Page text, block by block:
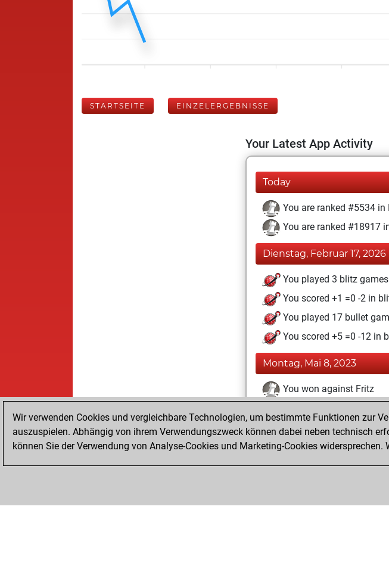
STARTSEITE EINZELERGEBNISSE
Your Latest App Activity
Today
You are ranked #5534 in
You are ranked #18917
Dienstag, Februar 17, 2026
You played 3 blitz games
You scored +1 =0 -2 in
You played 17 bullet
You scored +5 =0 -12 in
Montag, Mai 8, 2023
You won against Fritz
You achieved a new Elo
You created your Fritz
Wir verwenden Cookies und vergleichbare Technologien, um bestimmte Funktionen zur
auszuspielen. Abhängig von ihrem Verwendungszweck können dabei neben technisch
können Sie der Verwendung von Analyse-Cookies und Marketing-Cookies